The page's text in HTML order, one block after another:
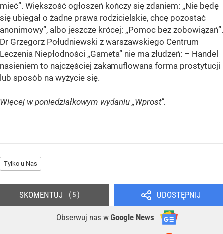
mieć”. Większość ogłoszeń kończy się zdaniem: „Nie będę
się ubiegał o żadne prawa rodzicielskie, chcę pozostać
anonimowy”, albo jeszcze krócej: „Pomoc bez zobowiązań”.
Dr Grzegorz Południewski z warszawskiego Centrum
Leczenia Niepłodności „Gameta” nie ma złudzeń: – Handel
nasieniem to najczęściej zakamuflowana forma prostytucji
lub sposób na wyżycie się.
Więcej w poniedziałkowym wydaniu „Wprost".
Tylko u Nas
UDOSTĘPNIJ
Obserwuj nas w Google News
SKOMENTUJ 5